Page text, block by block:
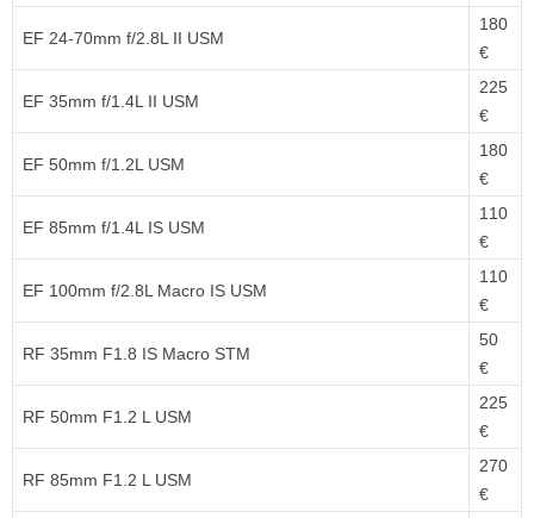
EF 24-70mm f/2.8L II USM
180
€
EF 35mm f/1.4L II USM
225
€
EF 50mm f/1.2L USM
180
€
EF 85mm f/1.4L IS USM
110
€
EF 100mm f/2.8L Macro IS USM
110
€
RF 35mm F1.8 IS Macro STM
50
€
RF 50mm F1.2 L USM
225
€
RF 85mm F1.2 L USM
270
€